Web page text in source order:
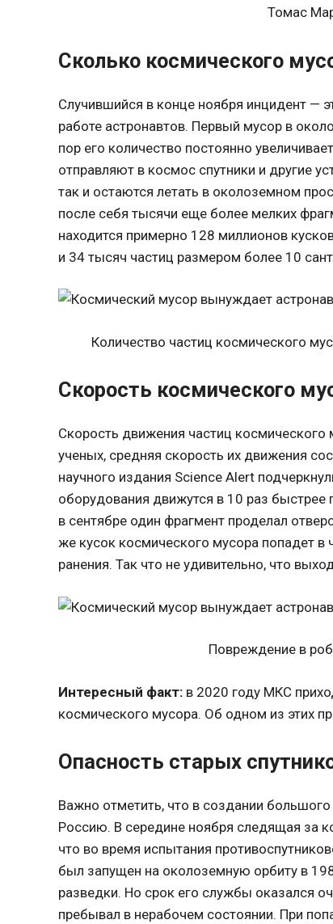
Томас
Сколько космического
Случившийся в конце ноября инцидент —
работе астронавтов. Первый мусор в
пор его количество постоянно
отправляют в космос спутники и другие
так и остаются летать в околоземном
после себя тысячи еще более мелких
находится примерно 128 миллионов
и 34 тысяч частиц размером более 10
Количество частиц космического
Скорость космического
Скорость движения частиц
ученых, средняя скорость их движения
научного издания Science Alert
оборудования движутся в 10 раз
в сентябре один фрагмент проделал
же кусок космического мусора попадет в
ранения. Так что не удивительно, что
Повреждение в
Интересный факт: в 2020 году МКС
космического мусора. Об одном из этих
Опасность старых
Важно отметить, что в создании
Россию. В середине ноября следящая за
что во время испытания
был запущен на околоземную орбиту в
разведки. Но срок его службы оказался
пребывал в нерабочем состоянии. При